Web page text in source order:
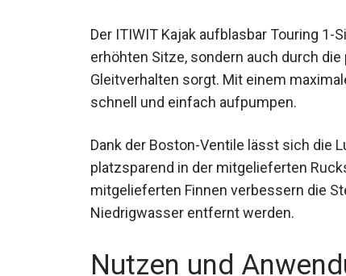
Der ITIWIT Kajak aufblasbar Touring
erhöhten Sitze, sondern auch durch
Gleitverhalten sorgt. Mit einem
schnell und einfach aufpumpen.
Dank der Boston-Ventile lässt sich die
platzsparend in der mitgelieferten
mitgelieferten Finnen verbessern die
Niedrigwasser entfernt werden.
Nutzen und